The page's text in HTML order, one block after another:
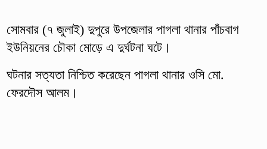
সোমবার (৭ জুলাই) দুপুরে উপজেলার পাগলা থানার পাঁচবাগ
ইউনিয়নের চৌকা মোড়ে এ দুর্ঘটনা ঘটে।
ঘটনার সত্যতা নিশ্চিত করেছেন পাগলা থানার ওসি মো.
ফেরদৌস আলম।